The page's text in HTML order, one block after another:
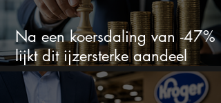
Na een koersdaling van -47%
lijkt dit ijzersterke aandeel
aantrekkelijker dan ooit